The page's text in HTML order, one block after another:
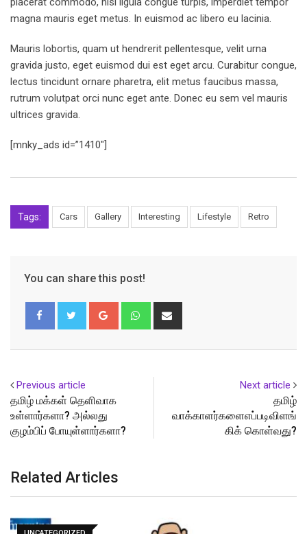
magna mauris eget metus. In euismod ac libero eu lacinia.
Mauris lobortis, quam ut hendrerit pellentesque, velit urna
gravida justo, eget euismod dui est eget arcu. Curabitur congue,
lectus tincidunt ornare pharetra, elit metus faucibus massa,
rutrum volutpat orci nunc eget ante. Donec eu sem vel mauris
ultrices gravida.
[mnky_ads id=”1410″]
Tags: Cars Gallery Interesting Lifestyle Retro
You can share this post!
Google+ Whatsapp
Previous article
தமிழ் மக்கள் தெளிவாக
உள்ளார்களா? அல்லது
குழம்பிப் போயுள்ளார்களா?
Next article
தமிழ்
வாக்காளர்களைஎப்படிவிளங்
கிக் கொள்வது?
Related Articles